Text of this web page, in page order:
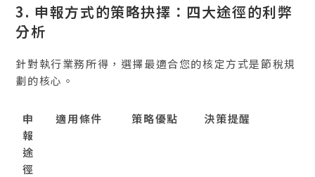
3. 申報方式的策略抉擇：四大途徑的利弊
分析
針對執行業務所得，選擇最適合您的核定方式是節稅規
劃的核心。
申
報
途
徑
適用條件 策略優點 決策提醒